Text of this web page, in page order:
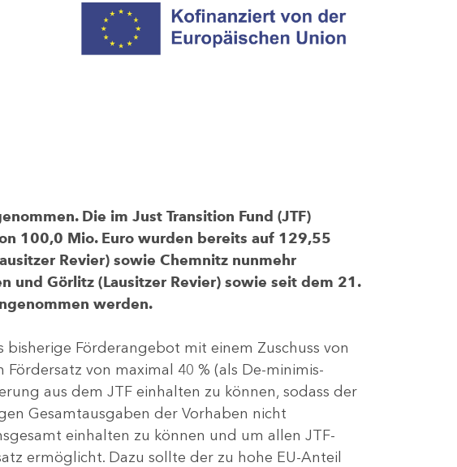
Die im Just Transition Fund (JTF)
100,0 Mio. Euro wurden bereits auf 129,55
Revier) sowie Chemnitz nunmehr
und Görlitz (Lausitzer Revier) sowie seit dem 21.
werden.
Förderangebot mit einem Zuschuss von
von maximal 40 % (als De-minimis-
aus dem JTF einhalten zu können, sodass der
Gesamtausgaben der Vorhaben nicht
einhalten zu können und um allen JTF-
ermöglicht. Dazu sollte der zu hohe EU-Anteil